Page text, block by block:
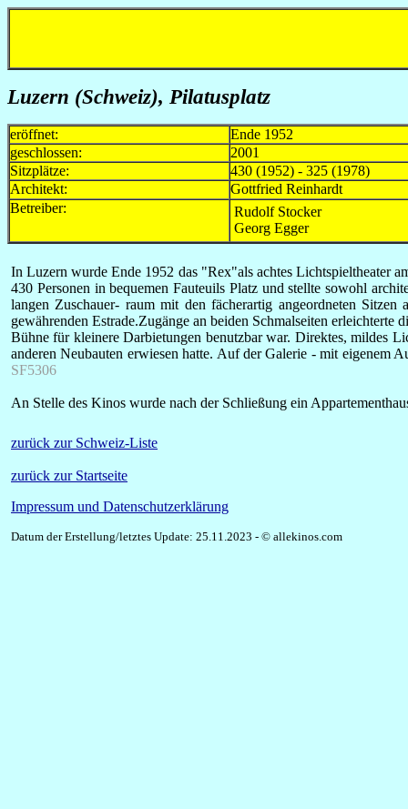
Luzern (Schweiz), Pilatusplatz
eröffnet:
Ende 1952
geschlossen:
2001
Sitzplätze:
430 (1952) - 325 (1978)
Architekt:
Gottfried Reinhardt
Betreiber:
Rudolf Stocker
Georg Egger
In Luzern wurde Ende 1952 das "Rex"als achtes Lichtspieltheater
430 Personen in bequemen Fauteuils Platz und stellte sowohl
langen Zuschauer- raum mit den fächerartig angeordneten
gewährenden Estrade.Zugänge an beiden Schmalseiten
Bühne für kleinere Darbietungen benutzbar war. Direktes, mildes
anderen Neubauten erwiesen hatte. Auf der Galerie - mit eigenem
SF5306
An Stelle des Kinos wurde nach der Schließung ein
zurück zur Schweiz-Liste
zurück zur Startseite
Impressum und Datenschutzerklärung
Datum der Erstellung/letztes Update: 25.11.2023 - © allekinos.com